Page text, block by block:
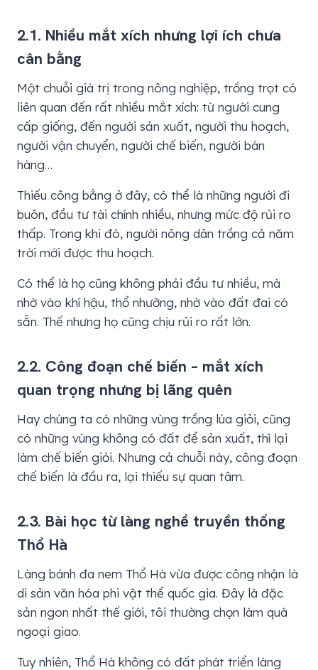
2.1. Nhiều mắt xích nhưng lợi ích chưa
cân bằng
Một chuỗi giá trị trong nông nghiệp, trồng trọt có
liên quan đến rất nhiều mắt xích: từ người cung
cấp giống, đến người sản xuất, người thu hoạch,
người vận chuyển, người chế biến, người bán
hàng…
Thiếu công bằng ở đây, có thể là những người đi
buôn, đầu tư tài chính nhiều, nhưng mức độ rủi ro
thấp. Trong khi đó, người nông dân trồng cả năm
trời mới được thu hoạch.
Có thể là họ cũng không phải đầu tư nhiều, mà
nhờ vào khí hậu, thổ nhưỡng, nhờ vào đất đai có
sẵn. Thế nhưng họ cũng chịu rủi ro rất lớn.
2.2. Công đoạn chế biến – mắt xích
quan trọng nhưng bị lãng quên
Hay chúng ta có những vùng trồng lúa giỏi, cũng
có những vùng không có đất để sản xuất, thì lại
làm chế biến giỏi. Nhưng cả chuỗi này, công đoạn
chế biến là đầu ra, lại thiếu sự quan tâm.
2.3. Bài học từ làng nghề truyền thống
Thổ Hà
Làng bánh đa nem Thổ Hà vừa được công nhận là
di sản văn hóa phi vật thể quốc gia. Đây là đặc
sản ngon nhất thế giới, tôi thường chọn làm quà
ngoại giao.
Tuy nhiên, Thổ Hà không có đất phát triển làng